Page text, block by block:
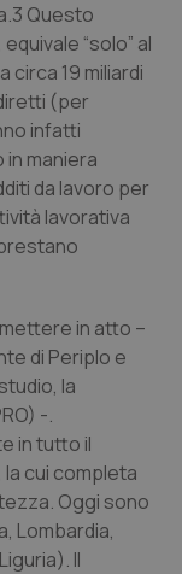
Questo
“solo” al
circa 19 miliardi
(per
infatti
maniera
da lavoro per
lavorativa
in atto –
di Periplo e
la
-.
in tutto il
cui completa
Oggi sono
Lombardia,
Il